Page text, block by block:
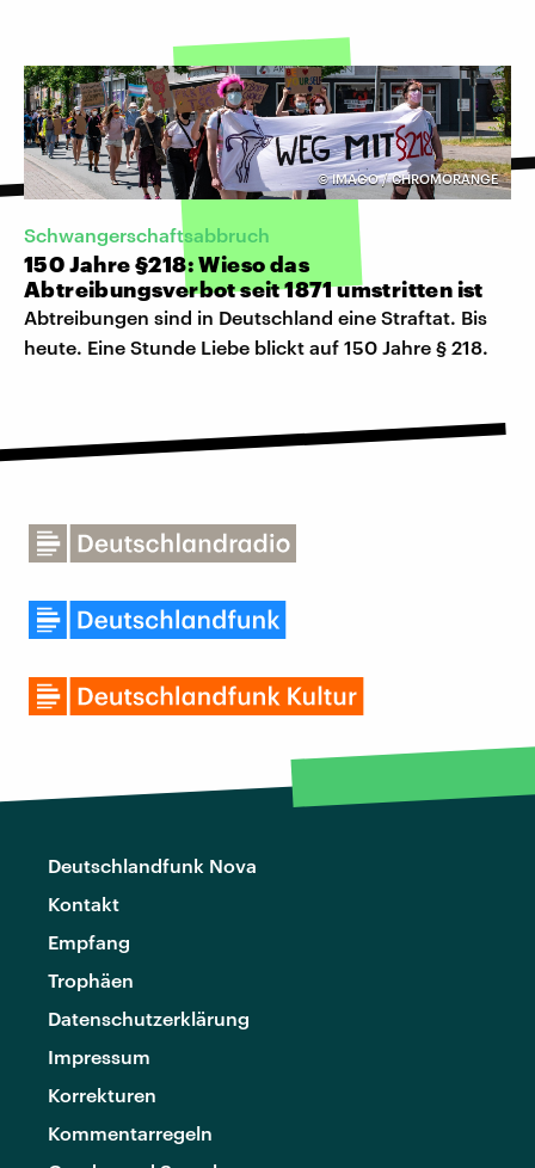
©IMAGO / CHROMORANGE
Schwangerschaftsabbruch
150 Jahre §218: Wieso das
Abtreibungsverbot seit 1871 umstritten ist
Abtreibungen sind in Deutschland eine Straftat. Bis
heute. Eine Stunde Liebe blickt auf 150 Jahre § 218.
Deutschlandfunk Nova
Kontakt
Empfang
Trophäen
Datenschutzerklärung
Impressum
Korrekturen
Kommentarregeln